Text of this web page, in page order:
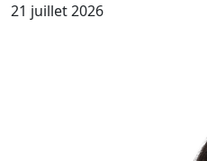
21 juillet 2026